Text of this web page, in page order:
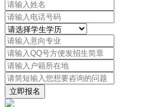
立即报名